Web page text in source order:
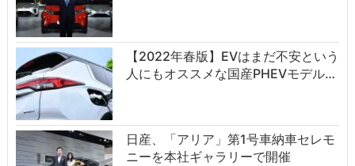
【2022年春版】EVはまだ不安という
人にもオススメな国産PHEVモデル…
日産、「アリア」第1号車納車セレモ
ニーを本社ギャラリーで開催